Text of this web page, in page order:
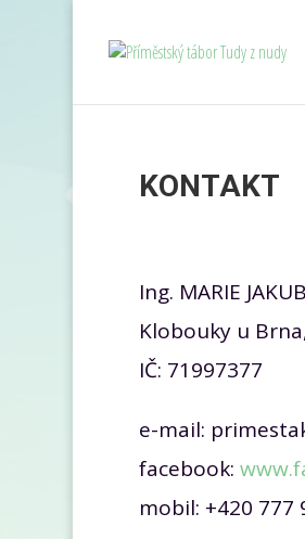
KONTAKT
Ing. MARIE
Klobouky u
IČ: 71997377
e-mail:
facebook:
mobil: +420 777